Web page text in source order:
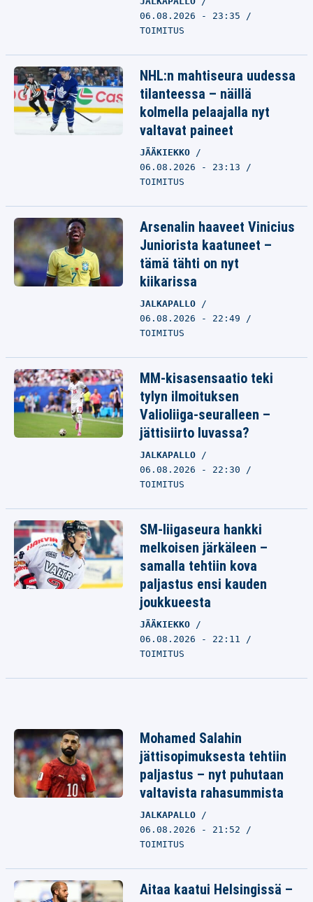
06.08.2026 - 23:35
TOIMITUS
NHL:n mahtiseura uudessa
tilanteessa – näillä
kolmella pelaajalla nyt
valtavat paineet
JÄÄKIEKKO
06.08.2026 - 23:13
TOIMITUS
Arsenalin haaveet Vinicius
Juniorista kaatuneet –
tämä tähti on nyt
kiikarissa
JALKAPALLO
06.08.2026 - 22:49
TOIMITUS
MM-kisasensaatio teki
tylyn ilmoituksen
Valioliiga-seuralleen –
jättisiirto luvassa?
JALKAPALLO
06.08.2026 - 22:30
TOIMITUS
SM-liigaseura hankki
melkoisen järkäleen –
samalla tehtiin kova
paljastus ensi kauden
joukkueesta
JÄÄKIEKKO
06.08.2026 - 22:11
TOIMITUS
Mohamed Salahin
jättisopimuksesta tehtiin
paljastus – nyt puhutaan
valtavista rahasummista
JALKAPALLO
06.08.2026 - 21:52
TOIMITUS
Aitaa kaatui Helsingissä –